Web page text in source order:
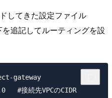
してきた設定ファイル
を追記してルーティングを設
gateway